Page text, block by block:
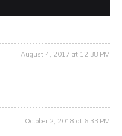
August 4, 2017 at 12:38 PM
October 2, 2018 at 6:33 PM